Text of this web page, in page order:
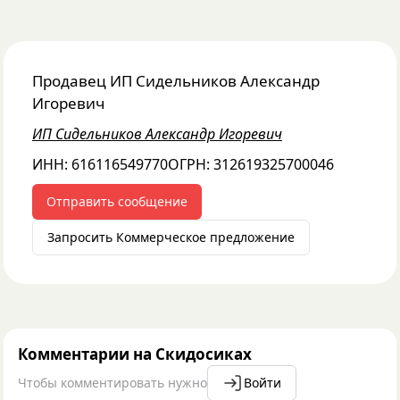
Продавец ИП Сидельников Александр
Игоревич
ИП Сидельников Александр Игоревич
ИНН: 616116549770ОГРН: 312619325700046
Отправить сообщение
Запросить Коммерческое предложение
Комментарии на Скидосиках
Чтобы комментировать нужно Войти